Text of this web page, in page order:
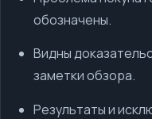
обозначены.
Видны
заметки обзора.
Результаты и